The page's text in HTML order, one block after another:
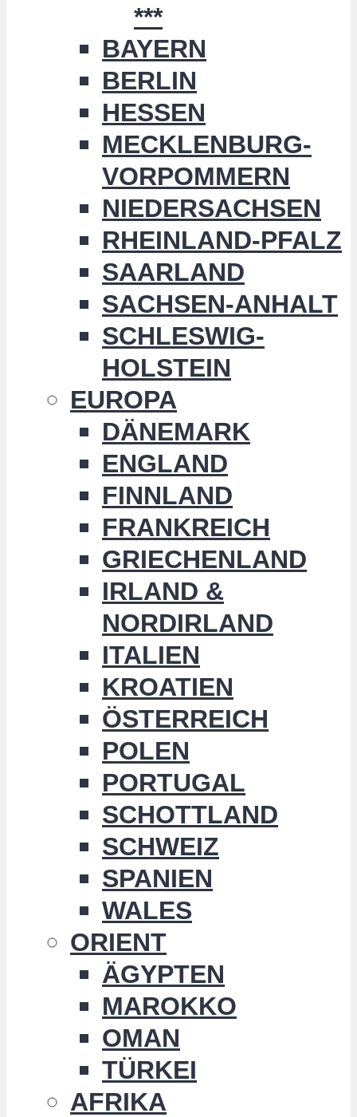
***
BAYERN
BERLIN
HESSEN
MECKLENBURG-
VORPOMMERN
NIEDERSACHSEN
RHEINLAND-PFALZ
SAARLAND
SACHSEN-ANHALT
SCHLESWIG-
HOLSTEIN
EUROPA
DÄNEMARK
ENGLAND
FINNLAND
FRANKREICH
GRIECHENLAND
IRLAND &
NORDIRLAND
ITALIEN
KROATIEN
ÖSTERREICH
POLEN
PORTUGAL
SCHOTTLAND
SCHWEIZ
SPANIEN
WALES
ORIENT
ÄGYPTEN
MAROKKO
OMAN
TÜRKEI
AFRIKA